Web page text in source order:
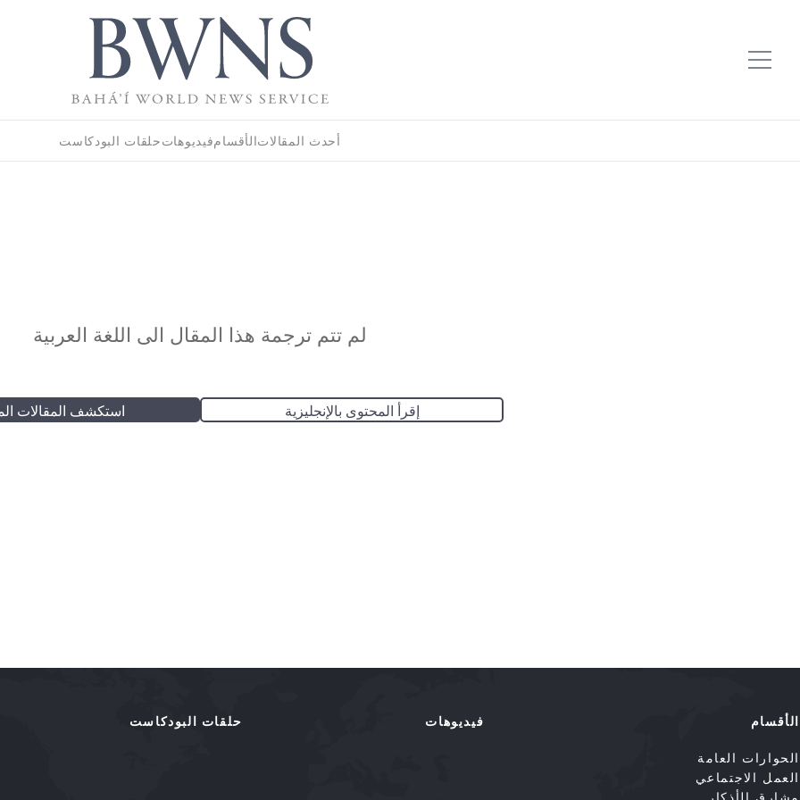
أحدث المقالاتالأقسامفيديوهاتحلقات البودكاست
لم تتم ترجمة هذا المقال الى اللغة العربية
إقرأ المحتوى بالإنجليزية استكشف المقالات
الأقسام
الحوارات العامة
العمل الاجتماعي
مشارق الأذكار
فيديوهات حلقات البودكاست